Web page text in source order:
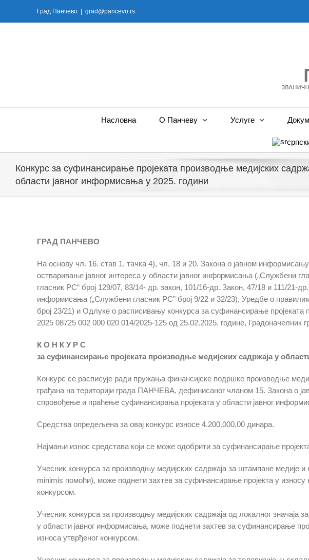
Град Панчево grad@pancevo.rs
Насловна О Панчеву Услуге
Конкурс за суфинансирање пројеката производње медијских
области јавног информисања у 2025. години
ГРАД ПАНЧЕВО
На основу чл. 16. став 1. тачка 4), чл. 18 и 20. Закона о јавном
остваривање јавног интереса у области јавног информисања („Службени
гласник РС“ број 129/07, 83/14- др. закон, 101/16-др. Закон, 47/18 и 111/21-
информисања („Службени гласник РС” број 9/22 и 32/23), Уредбе о
број 23/21) и Одлуке o расписивању конкурса за суфинансирање проjеката
2025 08725 002 000 020 014/2025-125 од 25.02.2025. године, Градоначелник
К О Н К У Р С
за суфинансирање проjеката производње медијских садржаја у
Конкурс се расписује ради пружања финансијске подршке производње
грађана на територији града ПАНЧЕВА, дефинисаног чланом 15. Закона о
спровођење и праћење суфинансирања пројеката у области јавног
Средства опредељена за овај конкурс износе 4.200.000,00 динара.
Најмањи износ средстава који се може одобрити за суфинансирање
Учесник конкурса за производњу медијских садржаја за штампане медије
minimis помоћи), може поднети захтев за суфинансирање пројекта у износу
конкурсом.
Учесник конкурса за производњу медијских садржаја од локалног
у области јавног информисања, може поднети захтев за суфинансирање
износа утврђеног конкурсом.